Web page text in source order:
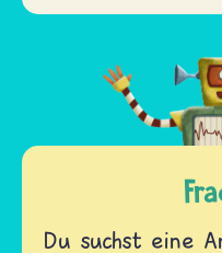
Du suchst eine